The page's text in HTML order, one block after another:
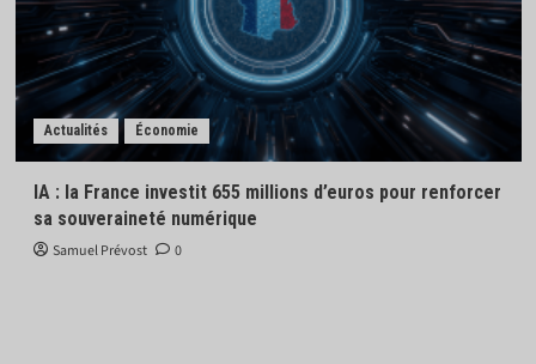
Actualités Économie
IA : la France investit 655 millions d’euros pour renforcer
sa souveraineté numérique
Samuel Prévost 0